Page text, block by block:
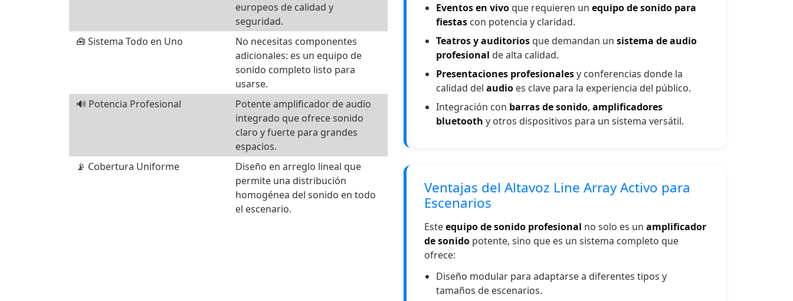
europeos de calidad y
seguridad.
🧰 Sistema Todo en Uno
No necesitas componentes
adicionales: es un equipo de
sonido completo listo para
usarse.
🔊 Potencia Profesional
Potente amplificador de audio
integrado que ofrece sonido
claro y fuerte para grandes
espacios.
📡 Cobertura Uniforme
Diseño en arreglo lineal que
permite una distribución
homogénea del sonido en todo
el escenario.
Eventos en vivo que requieren un equipo de sonido para
fiestas con potencia y claridad.
Teatros y auditorios que demandan un sistema de audio
profesional de alta calidad.
Presentaciones profesionalesy conferencias donde la
calidad del audio es clave para la experiencia del público.
Integración con barras de sonido, amplificadores
bluetooth y otros dispositivos para un sistema versátil.
Ventajas del Altavoz Line Array Activo para
Escenarios
Esteequipo de sonido profesional no solo es un amplificador
de sonido potente, sino que es un sistema completo que
ofrece:
Diseño modular para adaptarse a diferentes tipos y
tamaños de escenarios.